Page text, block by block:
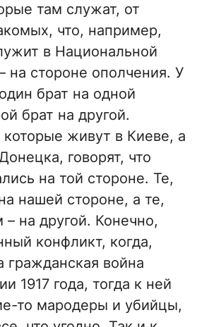
там служат, от
что, например,
в Национальной
на стороне ополчения. У
брат на одной
брат на другой.
живут в Киеве, а
говорят, что
на той стороне. Те,
нашей стороне, а те,
– на другой. Конечно,
конфликт, когда,
война
1917 года, тогда к ней
то мародеры и убийцы,